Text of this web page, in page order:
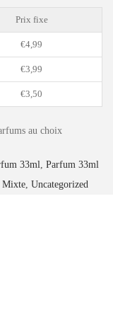
Prix fixe
€4,99
€3,99
€3,50
au choix
33ml, Parfum 33ml
Mixte, Uncategorized